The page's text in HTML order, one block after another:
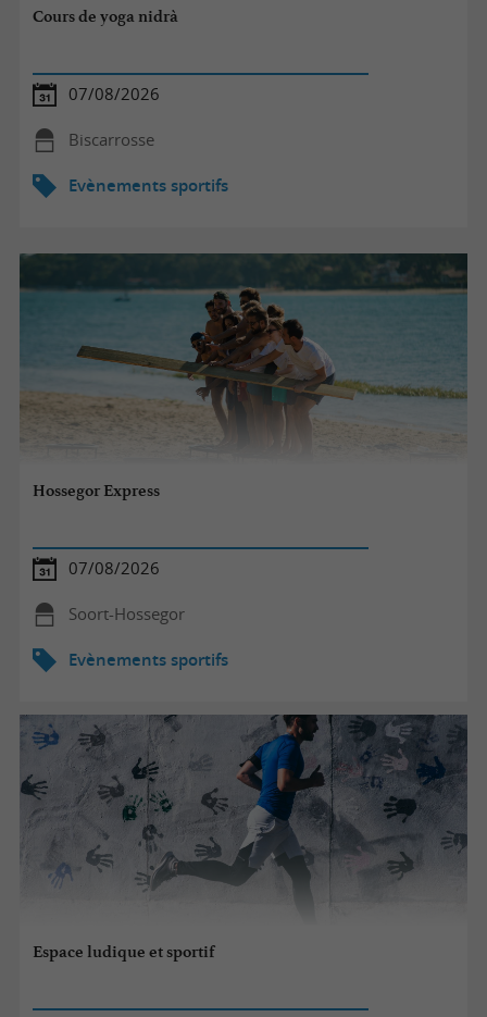
Cours de yoga nidrà
07/08/2026
Biscarrosse
Evènements sportifs
Hossegor Express
07/08/2026
Soort-Hossegor
Evènements sportifs
Espace ludique et sportif